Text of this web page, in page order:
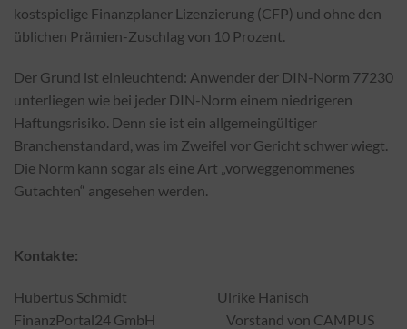
kostspielige Finanzplaner Lizenzierung (CFP) und ohne den
üblichen Prämien-Zuschlag von 10 Prozent.
Der Grund ist einleuchtend: Anwender der DIN-Norm 77230
unterliegen wie bei jeder DIN-Norm einem niedrigeren
Haftungsrisiko. Denn sie ist ein allgemeingültiger
Branchenstandard, was im Zweifel vor Gericht schwer wiegt.
Die Norm kann sogar als eine Art „vorweggenommenes
Gutachten“ angesehen werden.
Kontakte:
Hubertus Schmidt Ulrike Hanisch
FinanzPortal24 GmbH Vorstand von CAMPUS